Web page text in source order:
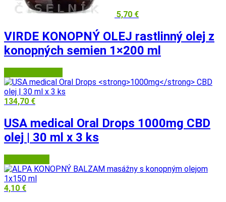
5,70 €
VIRDE KONOPNÝ OLEJ rastlinný olej z
konopných semien 1×200 ml
134,70 €
USA medical Oral Drops 1000mg CBD
olej | 30 ml x 3 ks
4,10 €